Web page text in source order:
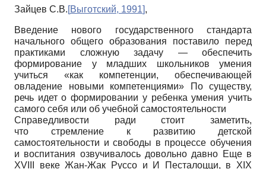
Зайцев С.В.[Выготский, 1991],
Введение нового государственного стандарта
начального общего образования поставило перед
практиками сложную задачу — обеспечить
формирование у младших школьников умения
учиться «как компетенции, обеспечивающей
овладение новыми компетенциями» По существу,
речь идет о формировании у ребенка умения учить
самого себя или об учебной самостоятельности
Справедливости ради стоит заметить,
что стремление к развитию детской
самостоятельности и свободы в процессе обучения
и воспитания озвучивалось довольно давно Еще в
XVIII веке Жан-Жак Руссо и И Песталоцци, в XIX